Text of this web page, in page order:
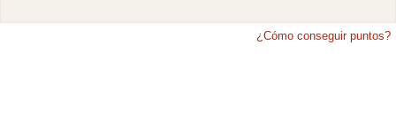
¿Cómo conseguir puntos?